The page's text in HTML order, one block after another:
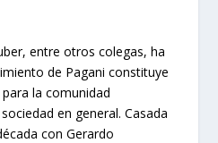
entre otros colegas, ha
de Pagani constituye
la comunidad
en general. Casada
con Gerardo